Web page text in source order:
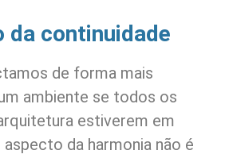
da continuidade
de forma mais
ambiente se todos os
estiverem em
aspecto da harmonia não é